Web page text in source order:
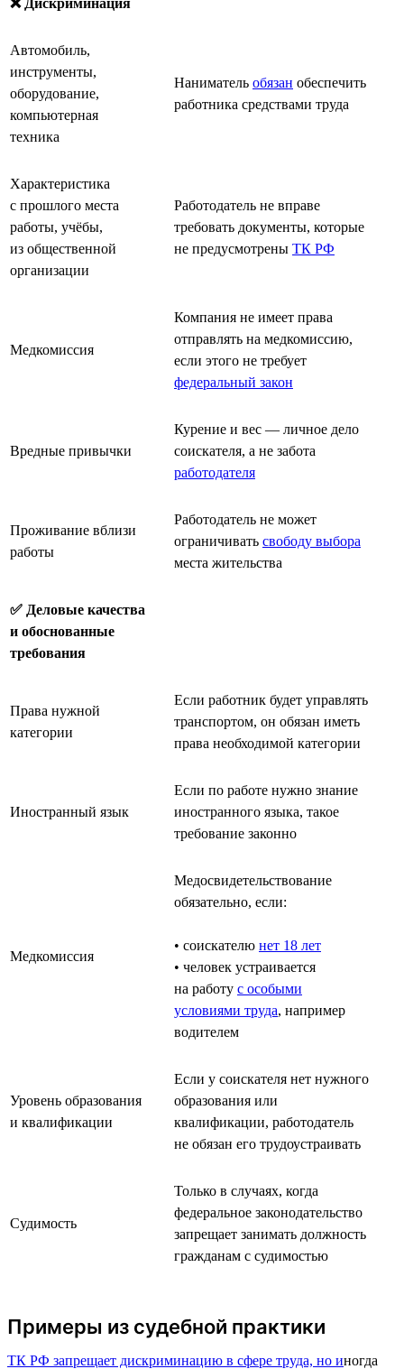
Автомобиль,
инструменты,
оборудование,
компьютерная
техника
Наниматель обязан обеспечить
работника средствами труда
Характеристика
с прошлого места
работы, учёбы,
из общественной
организации
Работодатель не вправе
требовать документы, которые
не предусмотрены ТК РФ
Медкомиссия
Компания не имеет права
отправлять на медкомиссию,
если этого не требует
федеральный закон
Вредные привычки
Курение и вес — личное дело
соискателя, а не забота
работодателя
Проживание вблизи
работы
Работодатель не может
ограничивать свободу выбора
места жительства
✅ Деловые качества
и обоснованные
требования
Права нужной
категории
Если работник будет управлять
транспортом, он обязан иметь
права необходимой категории
Иностранный язык
Если по работе нужно знание
иностранного языка, такое
требование законно
Медкомиссия
Медосвидетельствование
обязательно, если:
• соискателю нет 18 лет
• человек устраивается
на работу с особыми
условиями труда, например
водителем
Уровень образования
и квалификации
Если у соискателя нет нужного
образования или
квалификации, работодатель
не обязан его трудоустраивать
Судимость
Только в случаях, когда
федеральное законодательство
запрещает занимать должность
гражданам с судимостью
Примеры из судебной практики
ТК РФ запрещает дискриминацию в сфере труда, но иногда